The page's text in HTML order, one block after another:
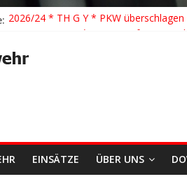
2026/21 Löschhilfe * FEU WALD *
2026/24 * TH G Y * PKW überschlagen *
2026/22 TH Y * VU * 1 Person klemmt
EINSÄTZE ÜBER UNS